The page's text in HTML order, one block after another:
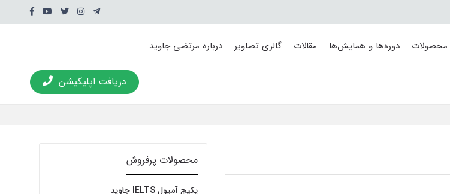
محصولات دوره‌ها و همایش‌ها مقالات گالری تصاویر درباره مرتضی جاوید
دریافت اپلیکیشن
محصولات پرفروش
پکیج آمپول IELTS جاوید